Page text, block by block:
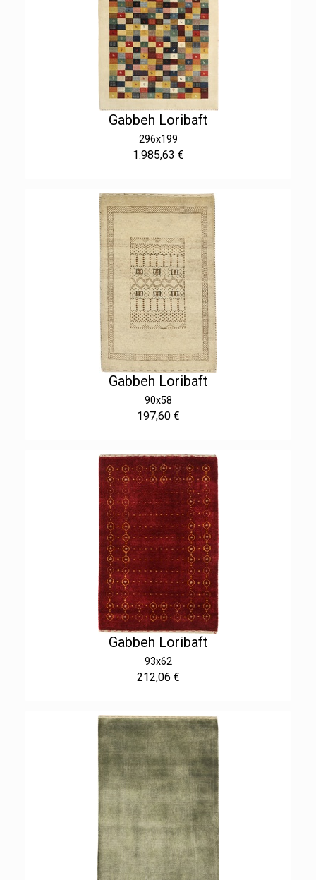
Gabbeh Loribaft
296x199
1.985,63 €
Gabbeh Loribaft
90x58
197,60 €
Gabbeh Loribaft
93x62
212,06 €